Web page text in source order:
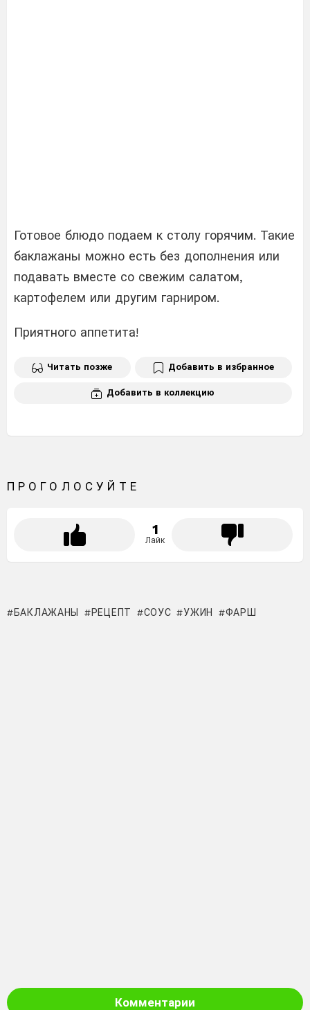
Готовое блюдо подаем к столу горячим. Такие
баклажаны можно есть без дополнения или
подавать вместе со свежим салатом,
картофелем или другим гарниром.
Приятного аппетита!
Читать позже Добавить в избранное
Добавить в коллекцию
ПРОГОЛОСУЙТЕ
1
Лайк
БАКЛАЖАНЫ РЕЦЕПТ СОУС УЖИН ФАРШ
Комментарии